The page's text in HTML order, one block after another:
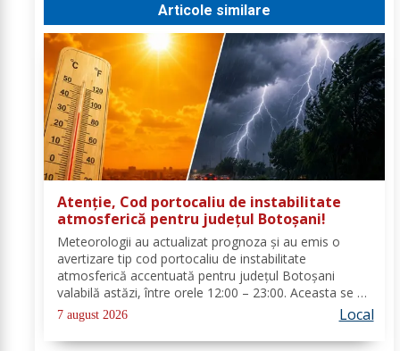
Articole similare
Atenție, Cod portocaliu de instabilitate
atmosferică pentru județul Botoșani!
Meteorologii au actualizat prognoza și au emis o
avertizare tip cod portocaliu de instabilitate
atmosferică accentuată pentru județul Botoșani
valabilă astăzi, între orele 12:00 – 23:00. Aceasta se va
manifesta prin intensificări ale vântului, vijelii puternice
(rafale de 70...90 km/h), averse...
7 august 2026 Local